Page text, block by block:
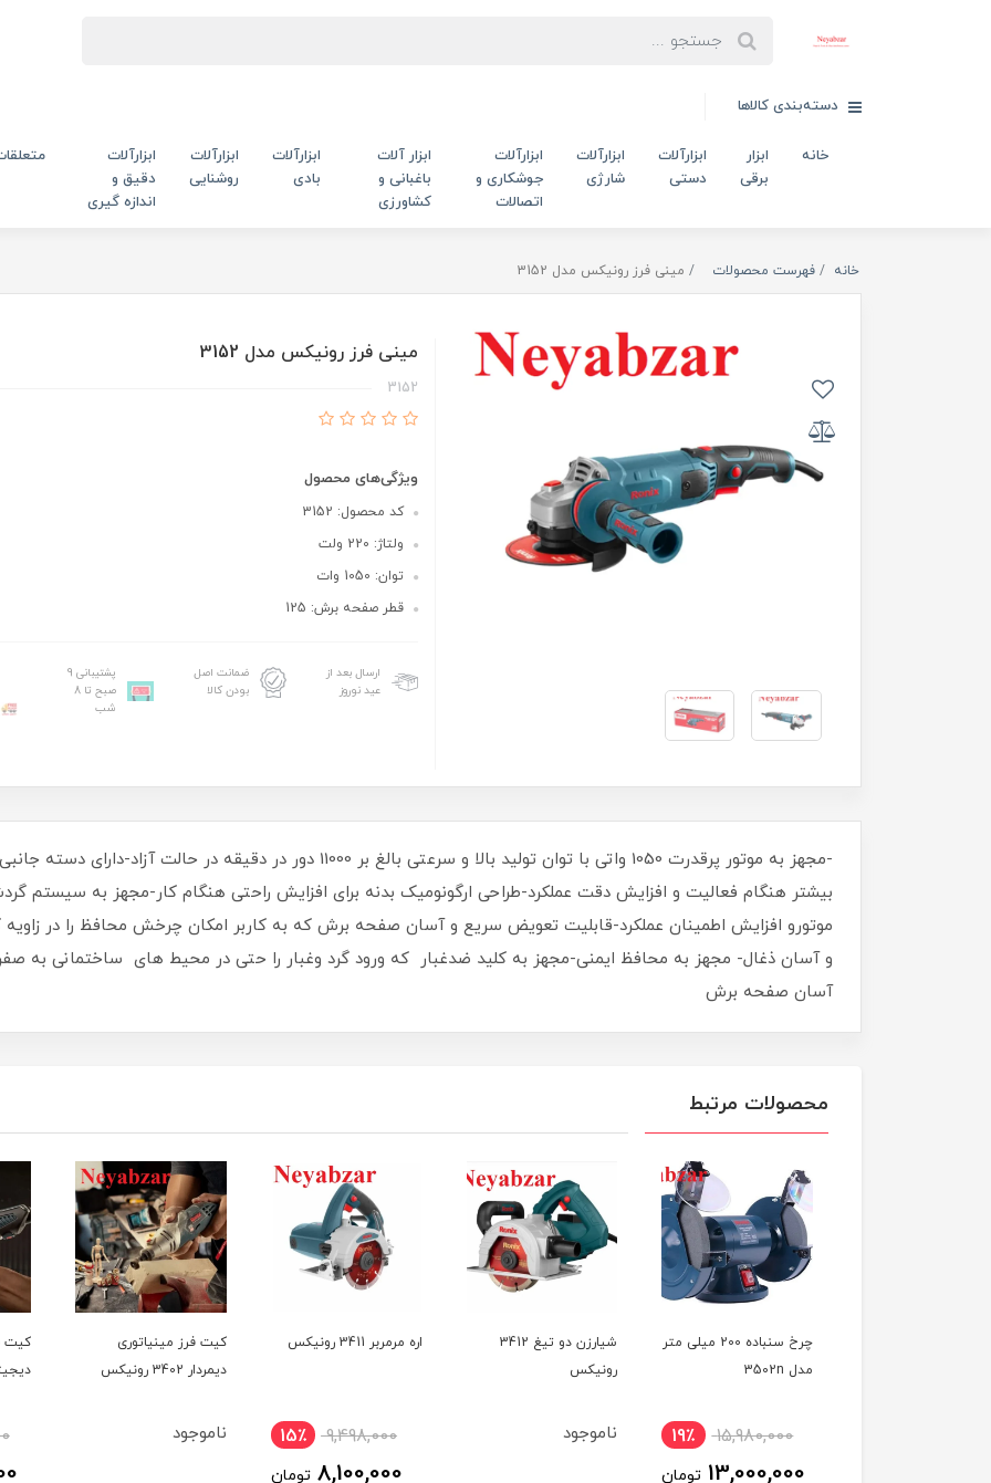
دسته‌بندی کالاها
خانه
ابزار
برقی
ابزارآلات
دستی
ابزارآلات
شارژی
ابزارآلات
جوشکاری و
اتصالات
ابزار آلات
باغبانی و
کشاورزی
ابزارآلات
بادی
ابزارآلات
روشنایی
ابزارآلات
دقیق و
اندازه گیری
خانه فهرست محصولات مینی فرز رونیکس مدل 3152
مینی فرز رونیکس مدل 3152
3152
ویژگی‌های محصول
کد محصول: 3152
ولتاژ: 220 ولت
توان: 1050 وات
قطر صفحه برش: 125
ارسال بعد از
عید نوروز
ضمانت اصل
بودن کالا
پشتیبانی 9
صبح تا 8
شب
-مجهز به موتور پرقدرت 1050 واتی با توان تولید بالا و سرعتی بالغ بر 11000
بیشتر هنگام فعالیت و افزایش دقت عملکرد-طراحی ارگونومیک بدنه برای افزایش راحتی هنگام کار-مجهز به
موتورو افزایش اطمینان عملکرد-قابلیت تعویض سریع و آسان صفحه برش که به کاربر امکان چرخش محافظ را در زاویه
و آسان ذغال- مجهز به محافظ ایمنی-مجهز به کلید ضدغبار که ورود گرد وغبار را حتی در محیط های ساختمانی
آسان صفحه برش
محصولات مرتبط
چرخ سنباده 200 میلی متر
مدل 3502n
15,980,000 19٪
13,000,000 تومان
شیارزن دو تیغ 3412
رونیکس
ناموجود
اره مرمربر 3411 رونیکس
9,498,000 15٪
8,100,000 تومان
کیت فرز مینیاتوری
دیمردار 3402 رونیکس
ناموجود
کیت